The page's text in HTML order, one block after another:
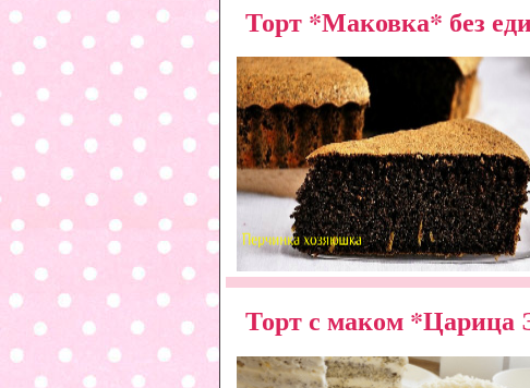
Торт *Маковка* без
Торт с маком *Царица